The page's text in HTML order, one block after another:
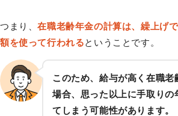
つまり、在職老齢年金の計算は、繰上げ
額を使って行われるということです。
このため、給与が高く在職老
場合、思った以上に手取りの
てしまう可能性があります。